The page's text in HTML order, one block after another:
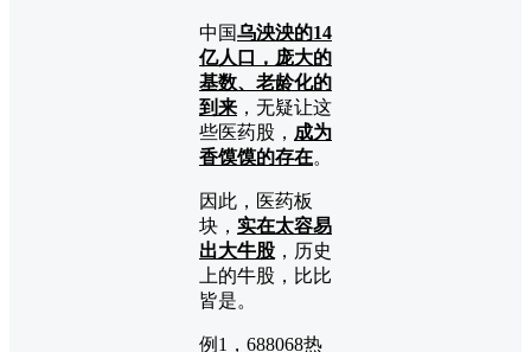
中国乌泱泱的14
亿人口，庞大的
基数、老龄化的
到来 ，无疑让这
些医药股， 成为
香馍馍的存在。
因此，医药板
块， 实在太容易
出大牛股 ，历史
上的牛股，比比
皆是。
例1，688068热